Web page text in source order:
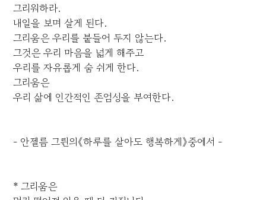
그리워하라.
내일을 보며 살게 된다.
그리움은 우리를 붙들어 두지 않는다.
그것은 우리 마음을 넓게 해주고
우리를 자유롭게 숨 쉬게 한다.
그리움은
우리 삶에 인간적인 존엄성을 부여한다.
- 안젤름 그륀의《하루를 살아도 행복하게》중에서 -
* 그리움은